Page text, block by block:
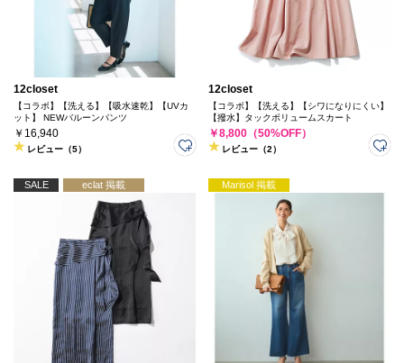
12closet
【コラボ】【洗える】【吸水速乾】【UVカ
ット】 NEWバルーンパンツ
￥16,940
レビュー（5）
12closet
【コラボ】【洗える】【シワになりにくい】
【撥水】タックボリュームスカート
￥8,800（50%OFF）
レビュー（2）
SALE eclat 掲載 Marisol 掲載